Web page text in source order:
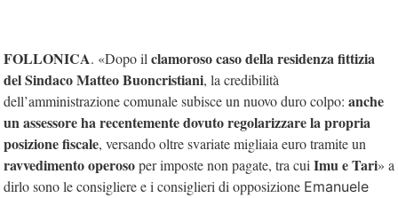
FOLLONICA. «Dopo il clamoroso caso della residenza fittizia
del Sindaco Matteo Buoncristiani, la credibilità
dell’amministrazione comunale subisce un nuovo duro colpo: anche
un assessore ha recentemente dovuto regolarizzare la propria
posizione fiscale, versando oltre svariate migliaia euro tramite un
ravvedimento operosoper imposte non pagate, tra cui Imu e Tari» a
dirlo sono le consigliere e i consiglieri di opposizione Emanuele